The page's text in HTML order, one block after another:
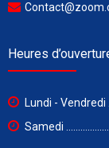
Heures
Lundi - Vendredi
Samedi